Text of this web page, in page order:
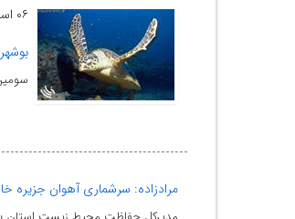
۰۶ اسفند ۱۴۰۴ - ۱۰:۳۸
مرادزاده: سرشماری آهوان جزیره